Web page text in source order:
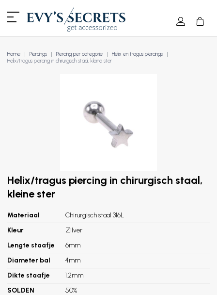
Home Piercings Piercing per categorie
Helix en tragus piercings
Helix/tragus piercing in chirurgisch staal, kleine ster
Helix/tragus piercing in chirurgisch staal,
kleine ster
Materiaal
Chirurgisch staal 316L
Kleur
Zilver
Lengte staafje
6mm
Diameter bal
4mm
Dikte staafje
1.2mm
SOLDEN
50%